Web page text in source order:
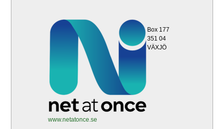
Box 177
351 04
VÄXJÖ
www.netatonce.se